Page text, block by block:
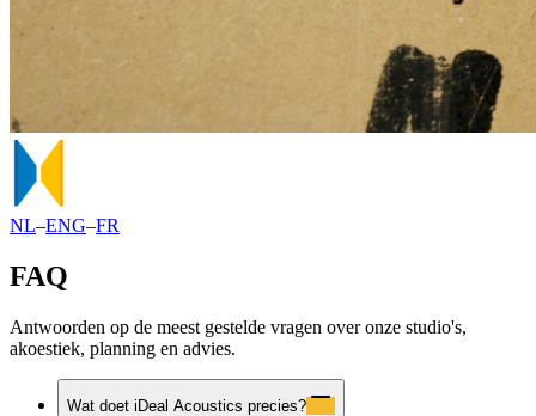
NL–ENG–FR
FAQ
Antwoorden op de meest gestelde vragen over onze studio's,
akoestiek, planning en advies.
Wat doet iDeal Acoustics precies?